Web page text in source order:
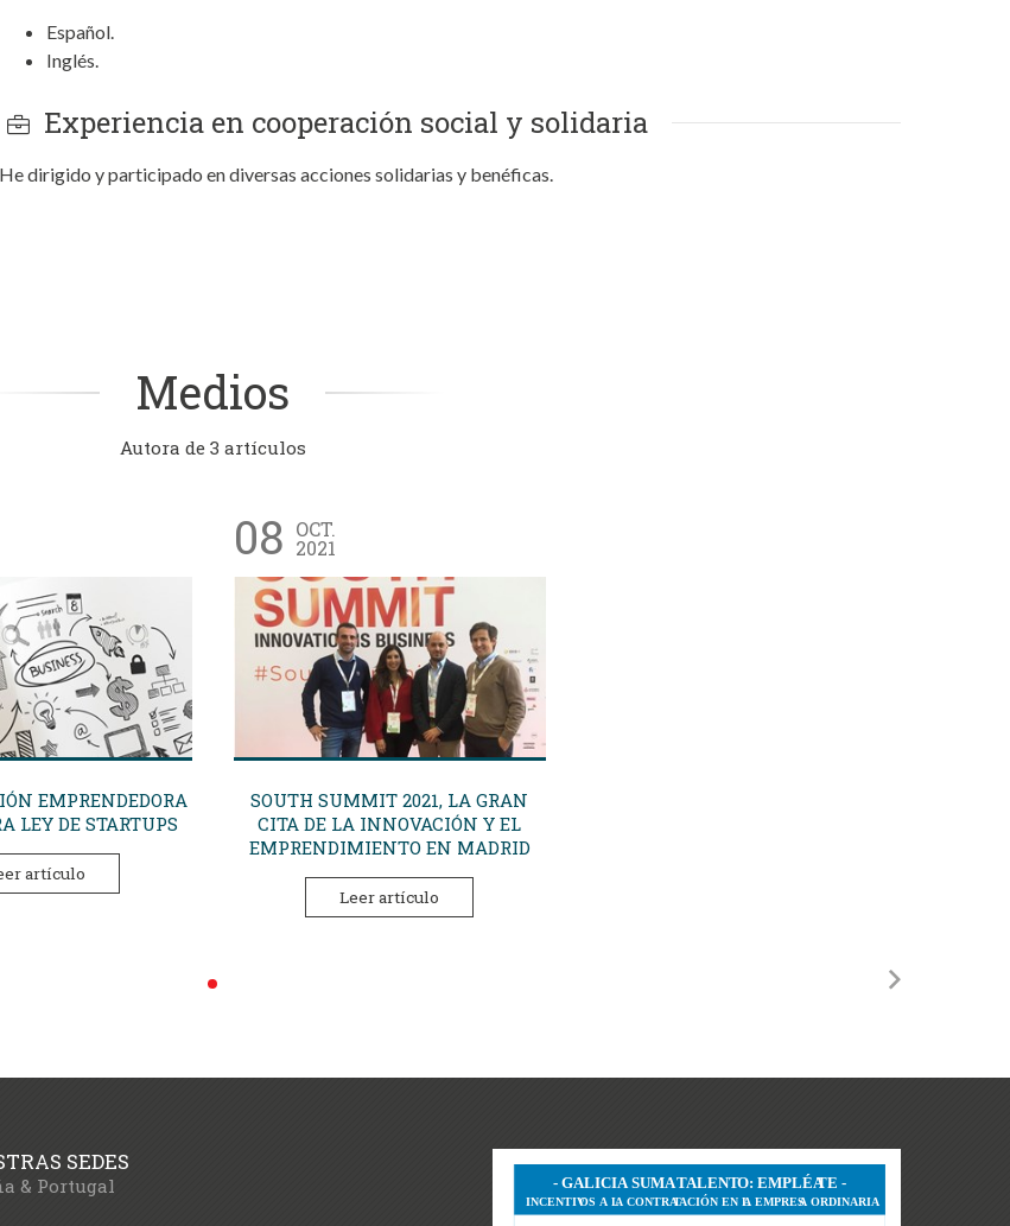
Español.
Inglés.
Experiencia en cooperación social y solidaria
He dirigido y participado en diversas acciones solidarias y benéficas.
Medios
Autora de 3 artículos
EMPRENDEDORA
LEY DE STARTUPS
artículo
08 OCT.
2021
SOUTH SUMMIT 2021, LA GRAN
CITA DE LA INNOVACIÓN Y EL
EMPRENDIMIENTO EN MADRID
Leer artículo
SEDES
& Portugal